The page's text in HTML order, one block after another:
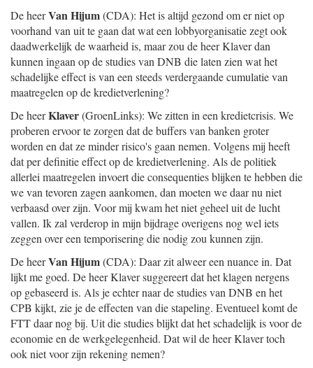
De heerVan Hijum(CDA): Het is altijd gezond om er niet op
voorhand van uit te gaan dat wat een lobbyorganisatie zegt ook
daadwerkelijk de waarheid is, maar zou de heer Klaver dan
kunnen ingaan op de studies van DNB die laten zien wat het
schadelijke effect is van een steeds verdergaande cumulatie van
maatregelen op de kredietverlening?
De heerKlaver(GroenLinks): We zitten in een kredietcrisis. We
proberen ervoor te zorgen dat de buffers van banken groter
worden en dat ze minder risico's gaan nemen. Volgens mij heeft
dat per definitie effect op de kredietverlening. Als de politiek
allerlei maatregelen invoert die consequenties blijken te hebben die
we van tevoren zagen aankomen, dan moeten we daar nu niet
verbaasd over zijn. Voor mij kwam het niet geheel uit de lucht
vallen. Ik zal verderop in mijn bijdrage overigens nog wel iets
zeggen over een temporisering die nodig zou kunnen zijn.
De heerVan Hijum(CDA): Daar zit alweer een nuance in. Dat
lijkt me goed. De heer Klaver suggereert dat het klagen nergens
op gebaseerd is. Als je echter naar de studies van DNB en het
CPB kijkt, zie je de effecten van die stapeling. Eventueel komt de
FTT daar nog bij. Uit die studies blijkt dat het schadelijk is voor de
economie en de werkgelegenheid. Dat wil de heer Klaver toch
ook niet voor zijn rekening nemen?